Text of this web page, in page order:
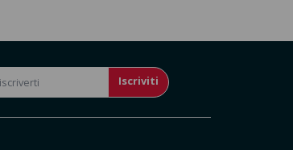
Iscriviti